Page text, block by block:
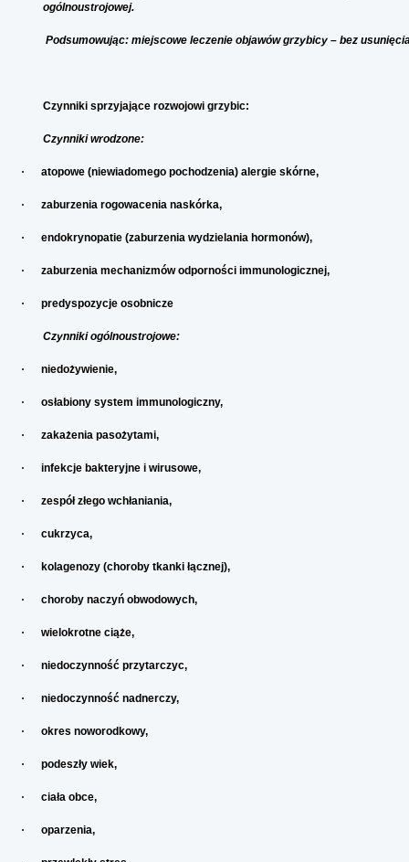
ogólnoustrojowej.
Podsumowując: miejscowe leczenie objawów grzybicy – bez
Czynniki sprzyjające rozwojowi grzybic:
Czynniki wrodzone:
· atopowe (niewiadomego pochodzenia) alergie skórne,
· zaburzenia rogowacenia naskórka,
· endokrynopatie (zaburzenia wydzielania hormonów),
· zaburzenia mechanizmów odporności immunologicznej,
· predyspozycje osobnicze
Czynniki ogólnoustrojowe:
· niedożywienie,
· osłabiony system immunologiczny,
· zakażenia pasożytami,
· infekcje bakteryjne i wirusowe,
· zespół złego wchłaniania,
· cukrzyca,
· kolagenozy (choroby tkanki łącznej),
· choroby naczyń obwodowych,
· wielokrotne ciąże,
· niedoczynność przytarczyc,
· niedoczynność nadnerczy,
· okres noworodkowy,
· podeszły wiek,
· ciała obce,
· oparzenia,